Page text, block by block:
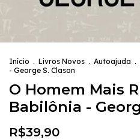
Início . Livros Novos . Autoajuda .
- George S. Clason
O Homem Mais
Babilônia -
R$39,90